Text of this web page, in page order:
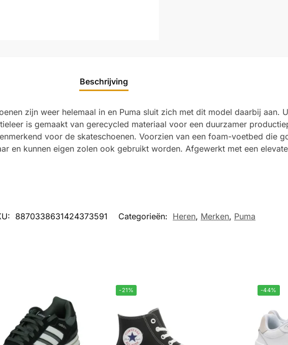
Beschrijving
zijn weer helemaal in en Puma sluit zich met dit model daarbij aan.
is gemaakt van gerecycled materiaal voor een duurzamer
voor de skateschoenen. Voorzien van een foam-voetbed die
en kunnen eigen zolen ook gebruikt worden. Afgewerkt met een
8870338631424373591 Categorieën: Heren, Merken, Puma
-21% -44%